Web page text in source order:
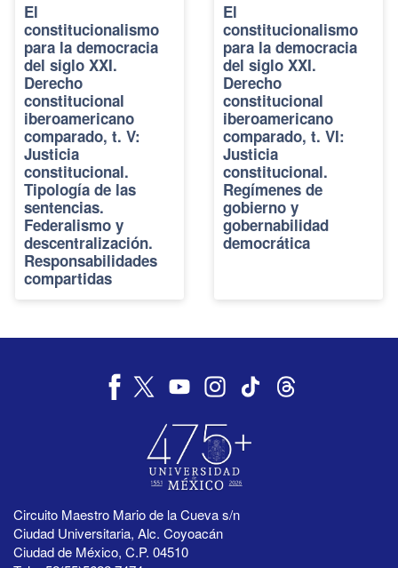
El
constitucionalismo
para la democracia
del siglo XXI.
Derecho
constitucional
iberoamericano
comparado, t. V:
Justicia
constitucional.
Tipología de las
sentencias.
Federalismo y
descentralización.
Responsabilidades
compartidas
El
constitucionalismo
para la democracia
del siglo XXI.
Derecho
constitucional
iberoamericano
comparado, t. VI:
Justicia
constitucional.
Regímenes de
gobierno y
gobernabilidad
democrática
Circuito Maestro Mario de la Cueva s/n
Ciudad Universitaria, Alc. Coyoacán
Ciudad de México, C.P. 04510